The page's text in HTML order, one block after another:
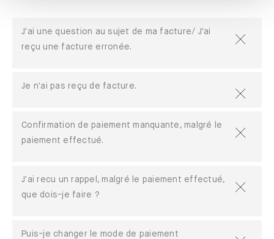
J'ai une question au sujet de ma facture/ J'ai
reçu une facture erronée.
Je n'ai pas reçu de facture.
Confirmation de paiement manquante, malgré le
paiement effectué.
J'ai recu un rappel, malgré le paiement effectué,
que dois-je faire ?
Puis-je changer le mode de paiement